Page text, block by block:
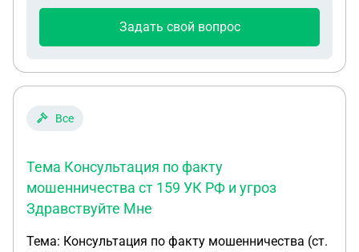
Задать свой вопрос
Все
Тема Консультация по факту
мошенничества ст 159 УК РФ и угроз
Здравствуйте Мне
Тема: Консультация по факту мошенничества (ст.